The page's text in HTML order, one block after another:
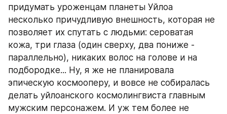
придумать уроженцам планеты Уйлоа
несколько причудливую внешность, которая не
позволяет их спутать с людьми: сероватая
кожа, три глаза (один сверху, два пониже -
параллельно), никаких волос на голове и на
подбородке... Ну, я же не планировала
эпическую космооперу, и вовсе не собиралась
делать уйлоанского космолингвиста главным
мужским персонажем. И уж тем более не